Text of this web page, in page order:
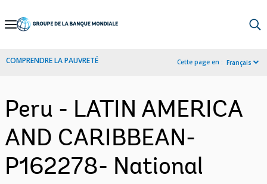
Skip
Navigation
COMPRENDRE LA PAUVRETÉ Cette page en : Français
Peru - LATIN AMERICA
AND CARIBBEAN-
P162278- National